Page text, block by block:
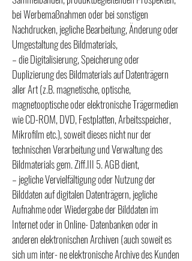
bei Werbemaßnahmen oder bei sonstigen
Nachdrucken, jegliche Bearbeitung, Änderung oder
Umgestaltung des Bildmaterials,
– die Digitalisierung, Speicherung oder
Duplizierung des Bildmaterials auf Datenträgern
aller Art (z.B. magnetische, optische,
magnetooptische oder elektronische Trägermedien
wie CD-ROM, DVD, Festplatten, Arbeitsspeicher,
Mikrofilm etc.), soweit dieses nicht nur der
technischen Verarbeitung und Verwaltung des
Bildmaterials gem. Ziff.III 5. AGB dient,
– jegliche Vervielfältigung oder Nutzung der
Bilddaten auf digitalen Datenträgern, jegliche
Aufnahme oder Wiedergabe der Bilddaten im
Internet oder in Online- Datenbanken oder in
anderen elektronischen Archiven (auch soweit es
sich um inter- ne elektronische Archive des Kunden